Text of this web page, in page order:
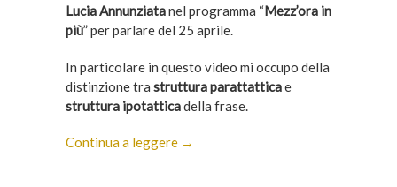
Lucia Annunziatanel programma “Mezz’ora in
più” per parlare del 25 aprile.
In particolare in questo video mi occupo della
distinzione tra struttura parattatticae
struttura ipotatticadella frase.
Continua a leggere →